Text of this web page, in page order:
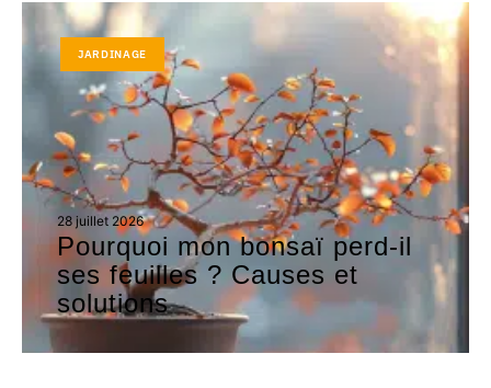
JARDINAGE
28 juillet 2026
Pourquoi mon bonsaï perd-il
ses feuilles ? Causes et
solutions